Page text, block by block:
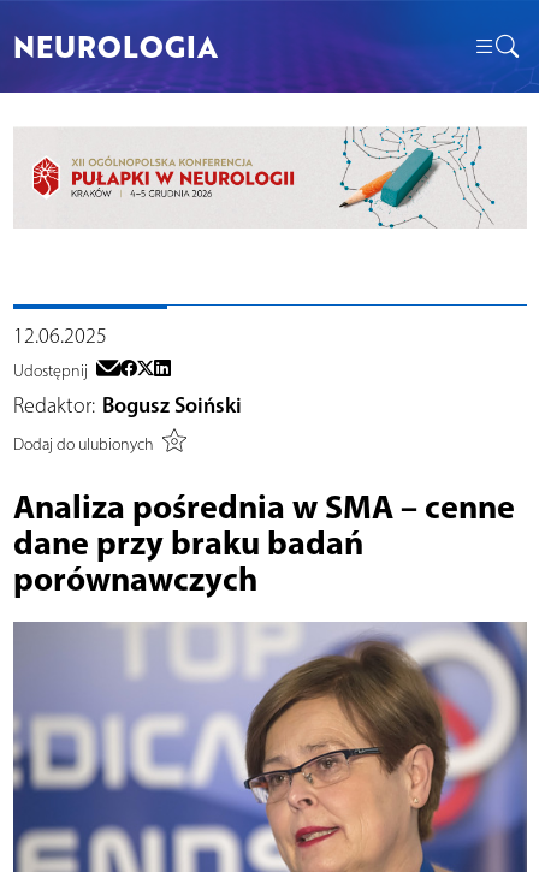
NEUROLOGIA
12.06.2025
Udostępnij
Redaktor: Bogusz Soiński
Dodaj do ulubionych
Analiza pośrednia w SMA – cenne
dane przy braku badań
porównawczych